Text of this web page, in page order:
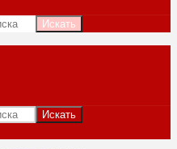
Искать
Искать